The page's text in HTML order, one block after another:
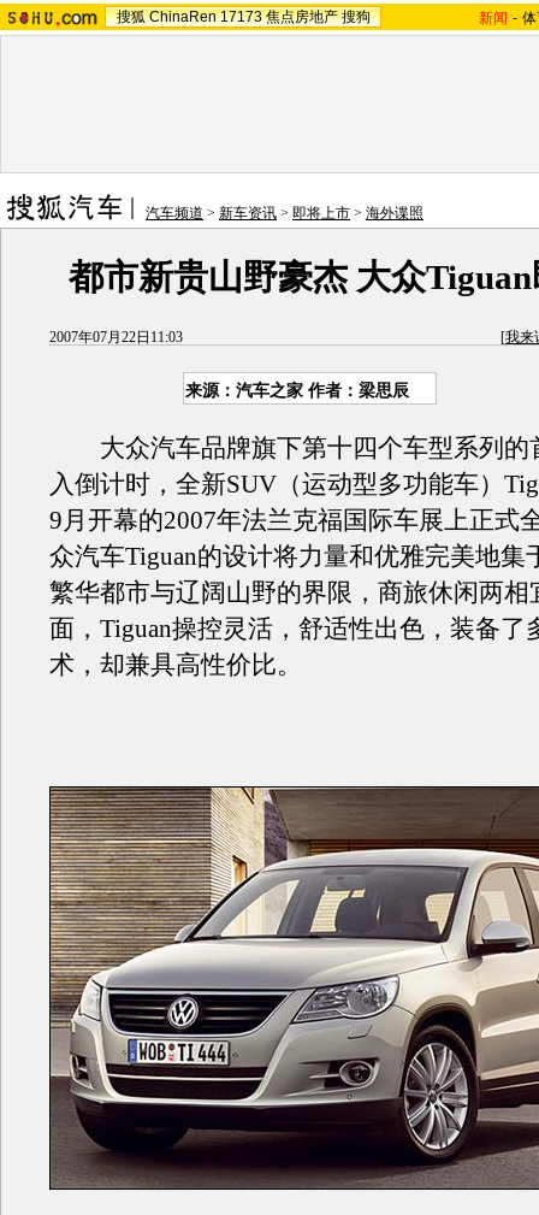
搜狐 ChinaRen 17173 焦点房地产 搜狗 新闻 -
汽车频道 > 新车资讯 > 即将上市 > 海外谍照
都市新贵山野豪杰 大众
2007年07月22日11:03 [我来
来源：汽车之家 作者：梁思辰
大众汽车品牌旗下第十四个车型系列的
入倒计时，全新SUV（运动型多功能车）
9月开幕的2007年法兰克福国际车展上正式
众汽车Tiguan的设计将力量和优雅完美地集
繁华都市与辽阔山野的界限，商旅休闲两相
面，Tiguan操控灵活，舒适性出色，装备了
术，却兼具高性价比。